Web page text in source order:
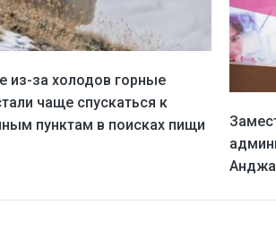
из-за холодов горные
чаще спускаться к
пунктам в поисках пищи